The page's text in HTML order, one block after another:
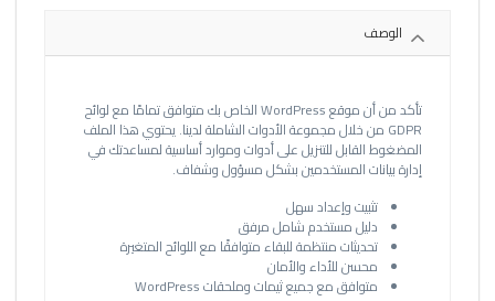
الوصف
تأكد من أن موقع WordPress الخاص بك متوافق تمامًا مع لوائح
GDPR من خلال مجموعة الأدوات الشاملة لدينا. يحتوي هذا الملف
المضغوط القابل للتنزيل على أدوات وموارد أساسية لمساعدتك في
إدارة بيانات المستخدمين بشكل مسؤول وشفاف.
تثبيت وإعداد سهل
دليل مستخدم شامل مرفق
تحديثات منتظمة للبقاء متوافقًا مع اللوائح المتغيرة
محسن للأداء والأمان
متوافق مع جميع ثيمات وملحقات WordPress